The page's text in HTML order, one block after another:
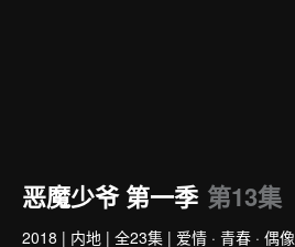
恶魔少爷 第一季 第13集
2018 | 内地 | 全23集 | 爱情 · 青春 · 偶像